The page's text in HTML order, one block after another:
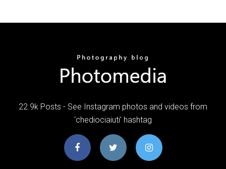
22.9k Posts - See Instagram photos and videos from
‘chediociaiuti’ hashtag